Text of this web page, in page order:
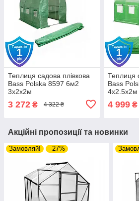
Теплиця садова плівкова
Bass Polska 8597 6м2
3х2х2м
3 272 ₴ 4 322 ₴
Теплиця
Bass
4х2.5х2м
4 999₴
Акційні пропозиції та новинки
Замовляй! –27%